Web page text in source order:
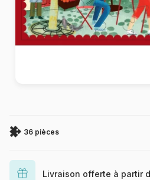
36 pièces
Livraison offerte à partir